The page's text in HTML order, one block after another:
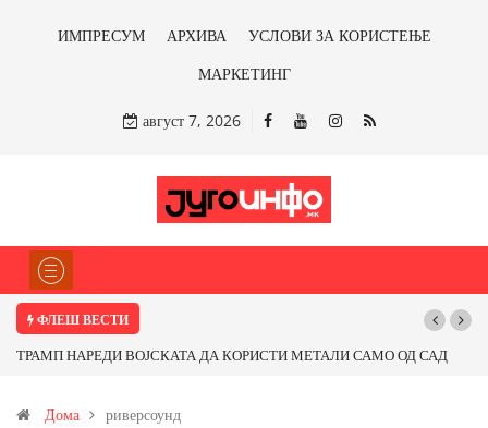
ИМПРЕСУМ АРХИВА
УСЛОВИ ЗА КОРИСТЕЊЕ
МАРКЕТИНГ
август 7, 2026
ФЛЕШ ВЕСТИ
ТРАМП НАРЕДИ ВОЈСКАТА ДА КОРИСТИ МЕТАЛИ САМО ОД САД
Иловица и со антимонот?
Дома риверсоунд